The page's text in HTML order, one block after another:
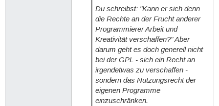
Du schreibst: "Kann er sich denn
die Rechte an der Frucht anderer
Programmierer Arbeit und
Kreativität verschaffen?" Aber
darum geht es doch generell nicht
bei der GPL - sich ein Recht an
irgendetwas zu verschaffen -
sondern das Nutzungsrecht der
eigenen Programme
einzuschränken.